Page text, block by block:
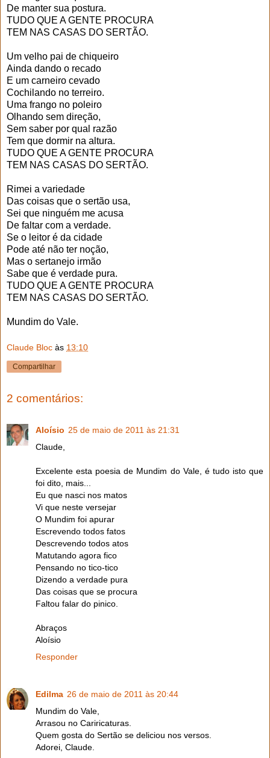
De manter sua postura.
TUDO QUE A GENTE PROCURA
TEM NAS CASAS DO SERTÃO.
Um velho pai de chiqueiro
Ainda dando o recado
E um carneiro cevado
Cochilando no terreiro.
Uma frango no poleiro
Olhando sem direção,
Sem saber por qual razão
Tem que dormir na altura.
TUDO QUE A GENTE PROCURA
TEM NAS CASAS DO SERTÃO.
Rimei a variedade
Das coisas que o sertão usa,
Sei que ninguém me acusa
De faltar com a verdade.
Se o leitor é da cidade
Pode até não ter noção,
Mas o sertanejo irmão
Sabe que é verdade pura.
TUDO QUE A GENTE PROCURA
TEM NAS CASAS DO SERTÃO.
Mundim do Vale.
Claude Bloc às 13:10
Compartilhar
2 comentários:
Aloísio 25 de maio de 2011 às 21:31
Claude,
Excelente esta poesia de Mundim do Vale, é tudo isto que
foi dito, mais...
Eu que nasci nos matos
Vi que neste versejar
O Mundim foi apurar
Escrevendo todos fatos
Descrevendo todos atos
Matutando agora fico
Pensando no tico-tico
Dizendo a verdade pura
Das coisas que se procura
Faltou falar do pinico.
Abraços
Aloísio
Responder
Edilma 26 de maio de 2011 às 20:44
Mundim do Vale,
Arrasou no Cariricaturas.
Quem gosta do Sertão se deliciou nos versos.
Adorei, Claude.